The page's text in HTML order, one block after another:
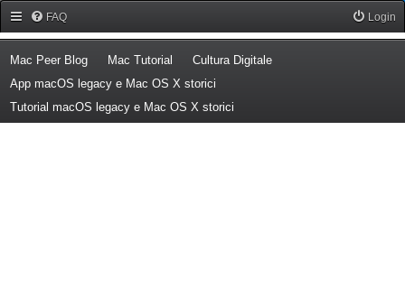
FAQ Login
Mac Peer Blog(Opens a new tab)
Mac Tutorial (Opens a new tab)
Cultura Digitale(Opens a new tab)
App macOS legacy e Mac OS X storici
Tutorial macOS legacy e Mac OS X storici